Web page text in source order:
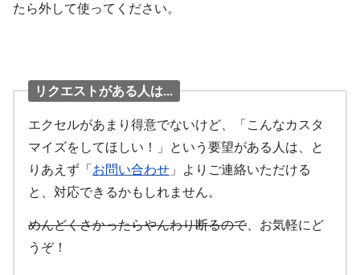
たら外して使ってください。
リクエストがある人は...
エクセルがあまり得意でないけど、「こんなカスタ
マイズをしてほしい！」という要望がある人は、と
りあえず「お問い合わせ 」よりご連絡いただける
と、対応できるかもしれません。
めんどくさかったらやんわり断るので 、お気軽にど
うぞ！